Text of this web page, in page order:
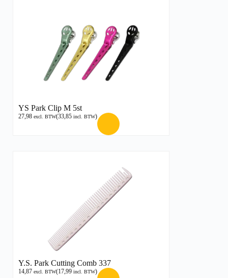
YS Park Clip M 5st
27,98 excl. BTW(33,85 incl. BTW)
Y.S. Park Cutting Comb 337
14,87 excl. BTW(17,99 incl. BTW)